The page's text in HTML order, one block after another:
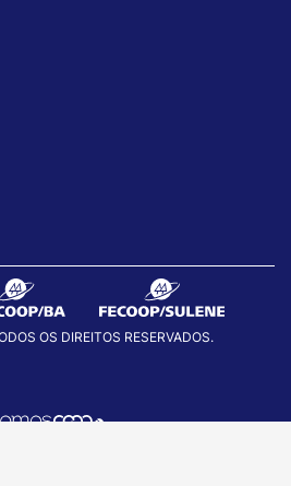
OS DIREITOS RESERVADOS.